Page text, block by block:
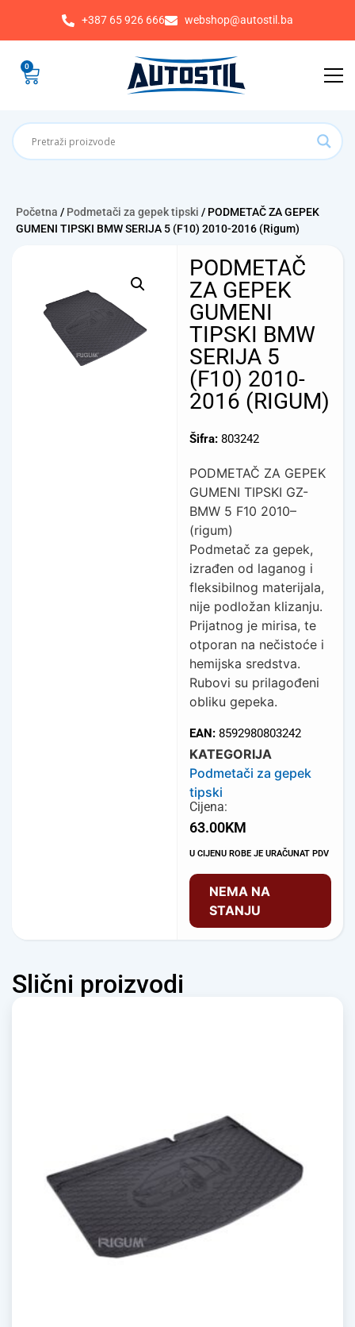
+387 65 926 666 webshop@autostil.ba
0
Početna / Podmetači za gepek tipski / PODMETAČ ZA GEPEK
GUMENI TIPSKI BMW SERIJA 5 (F10) 2010-2016 (Rigum)
PODMETAČ
ZA GEPEK
GUMENI
TIPSKI BMW
SERIJA 5
(F10) 2010-
2016 (RIGUM)
Šifra:803242
PODMETAČ ZA GEPEK
GUMENI TIPSKI GZ-
BMW 5 F10 2010–
(rigum)
Podmetač za gepek,
izrađen od laganog i
fleksibilnog materijala,
nije podložan klizanju.
Prijatnog je mirisa, te
otporan na nečistoće i
hemijska sredstva.
Rubovi su prilagođeni
obliku gepeka.
EAN:8592980803242
KATEGORIJA
Podmetači za gepek
tipski
Cijena:
63.00KM
U CIJENU ROBE JE URAČUNAT PDV
NEMA NA
STANJU
Slični proizvodi